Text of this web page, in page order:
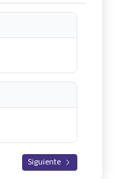
Siguiente